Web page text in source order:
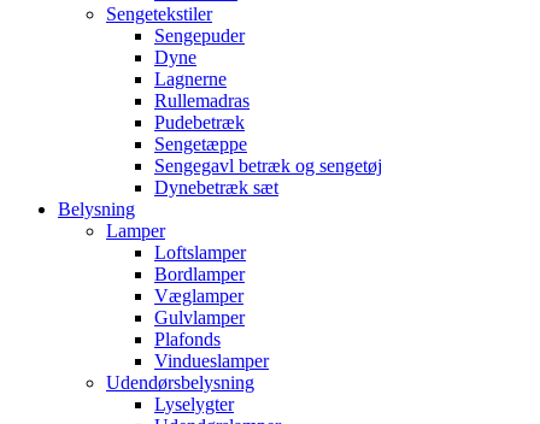
Sengetekstiler
Sengepuder
Dyne
Lagnerne
Rullemadras
Pudebetræk
Sengetæppe
Sengegavl betræk og sengetøj
Dynebetræk sæt
Belysning
Lamper
Loftslamper
Bordlamper
Væglamper
Gulvlamper
Plafonds
Vindueslamper
Udendørsbelysning
Lyselygter